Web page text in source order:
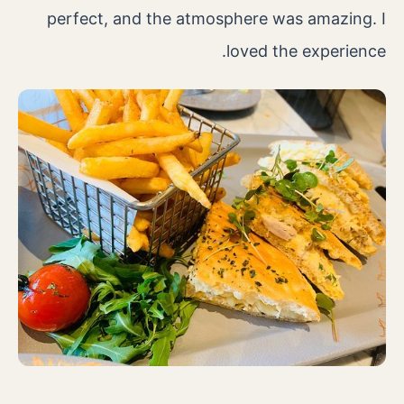
perfect, and the atmosphere was amazing. I
loved the experience.